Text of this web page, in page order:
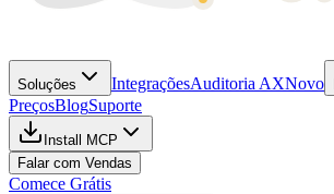
Soluções IntegraçõesAuditoria AXNovo
PreçosBlogSuporte
Install MCP
Falar com Vendas
Comece Grátis